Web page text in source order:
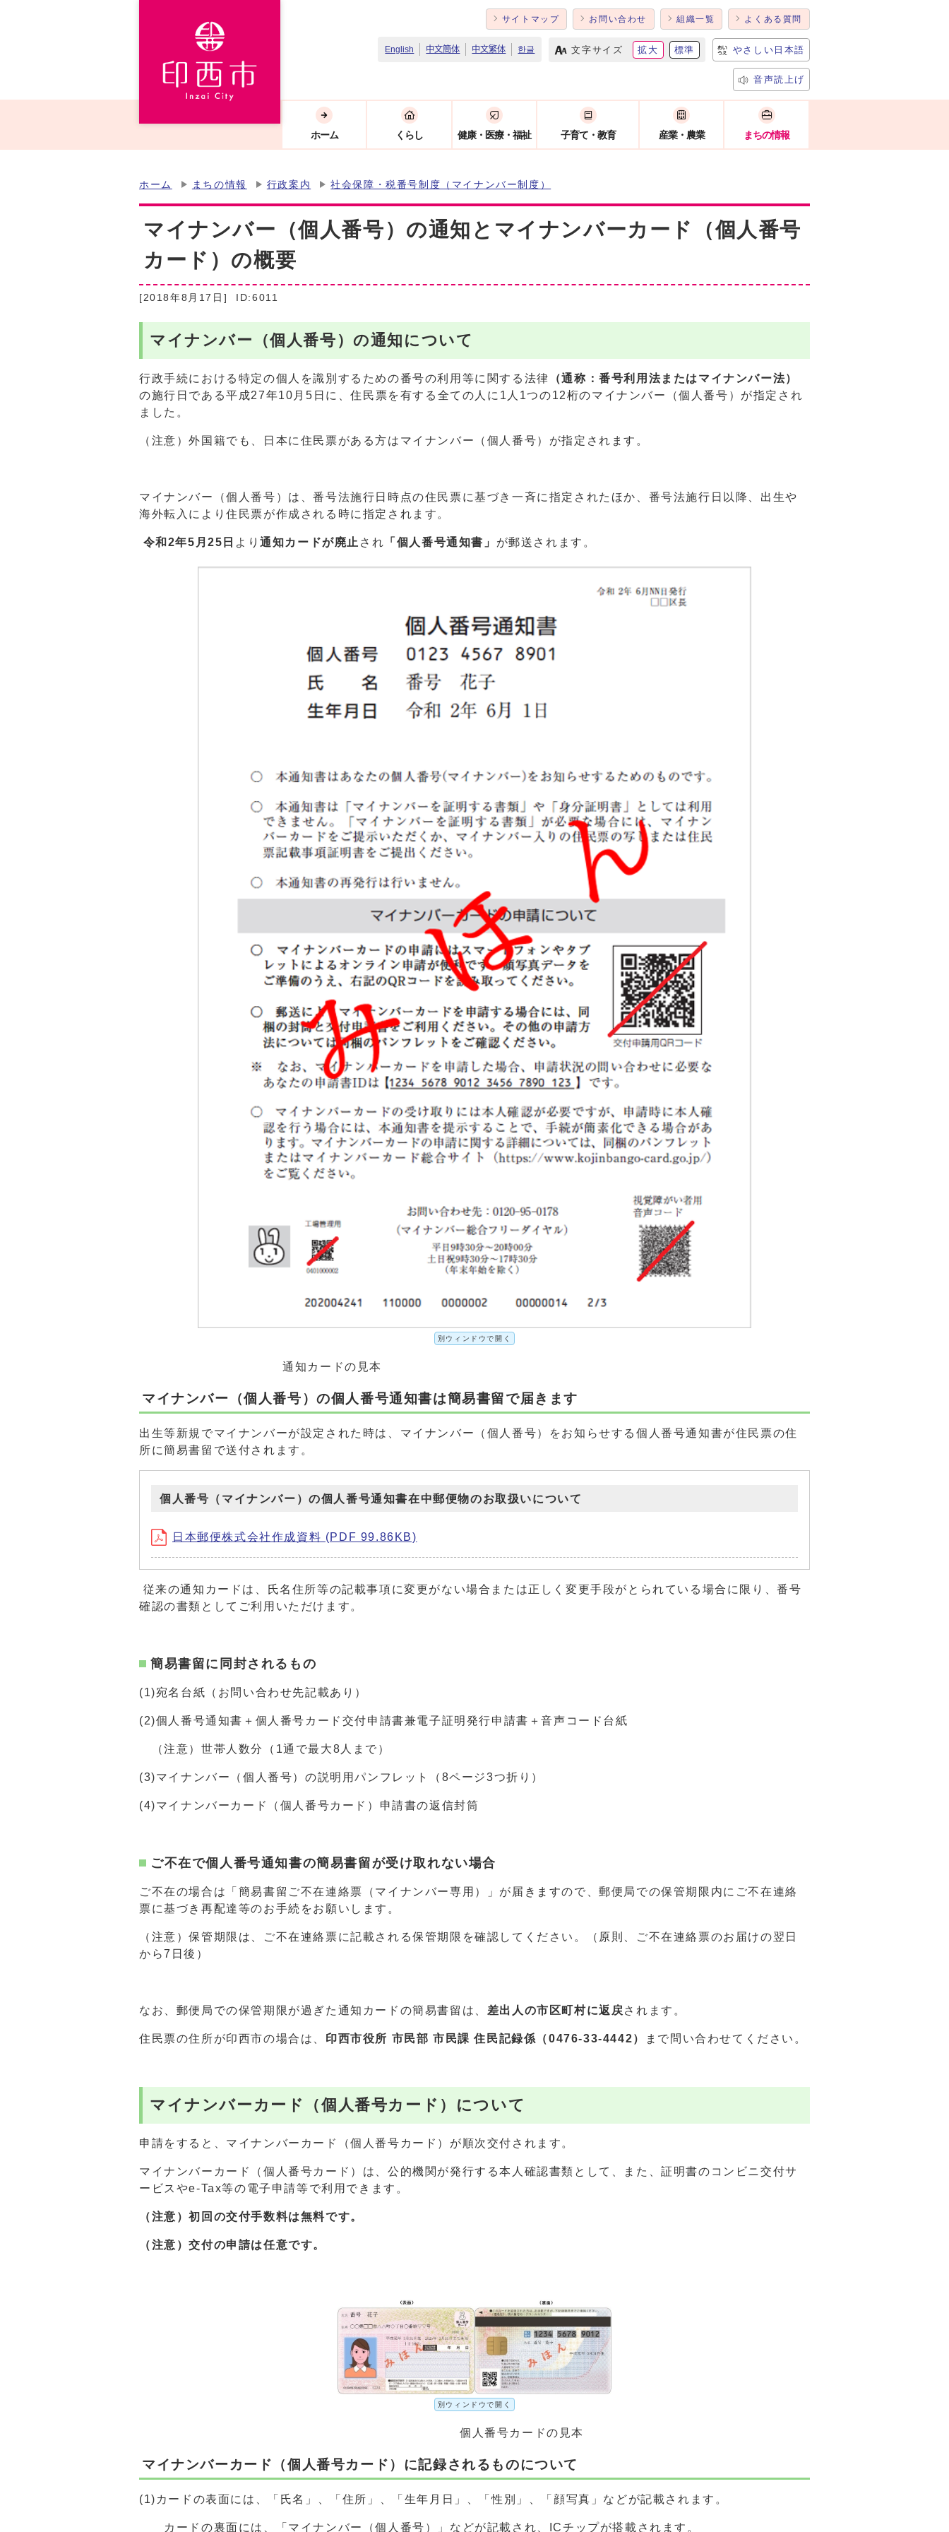
サイトマップ お問い合わせ 組織一覧 よくある質問
English 中文簡体 中文繁体 한글 文字サイズ 拡大 標準 やさしい日本語
音声読上げ
ホーム くらし 健康・医療・福祉 子育て・教育 産業・農業 まちの情報
ホーム まちの情報 行政案内 社会保障・税番号制度（マイナンバー制度）
マイナンバー（個人番号）の通知とマイナンバーカード（個人番号
カード）の概要
[2018年8月17日] ID:6011
マイナンバー（個人番号）の通知について
行政手続における特定の個人を識別するための番号の利用等に関する法律
（通称：番号利用法またはマイナンバー法）
の施行日である平成27年10月5日に、住民票を有する全ての人に1人1つの12桁のマイナンバー（個人番号）が指定され
ました。
（注意）外国籍でも、日本に住民票がある方はマイナンバー（個人番号）が指定されます。
マイナンバー（個人番号）は、番号法施行日時点の住民票に基づき一斉に指定されたほか、番号法施行日以降、出生や
海外転入により住民票が作成される時に指定されます。
令和2年5月25日 より通知カードが廃止 され 「個人番号通知書」 が郵送されます。
別ウィンドウで開く
通知カードの見本
マイナンバー（個人番号）の個人番号通知書は簡易書留で届きます
出生等新規でマイナンバーが設定された時は、マイナンバー（個人番号）をお知らせする個人番号通知書が住民票の住
所に簡易書留で送付されます。
個人番号（マイナンバー）の個人番号通知書在中郵便物のお取扱いについて
日本郵便株式会社作成資料 (PDF 99.86KB)
従来の通知カードは、氏名住所等の記載事項に変更がない場合または正しく変更手段がとられている場合に限り、番号
確認の書類としてご利用いただけます。
簡易書留に同封されるもの
(1)宛名台紙（お問い合わせ先記載あり）
(2)個人番号通知書＋個人番号カード交付申請書兼電子証明発行申請書＋音声コード台紙
（注意）世帯人数分（1通で最大8人まで）
(3)マイナンバー（個人番号）の説明用パンフレット（8ページ3つ折り）
(4)マイナンバーカード（個人番号カード）申請書の返信封筒
ご不在で個人番号通知書の簡易書留が受け取れない場合
ご不在の場合は「簡易書留ご不在連絡票（マイナンバー専用）」が届きますので、郵便局での保管期限内にご不在連絡
票に基づき再配達等のお手続をお願いします。
（注意）保管期限は、ご不在連絡票に記載される保管期限を確認してください。（原則、ご不在連絡票のお届けの翌日
から7日後）
なお、郵便局での保管期限が過ぎた通知カードの簡易書留は、 差出人の市区町村に返戻 されます。
住民票の住所が印西市の場合は、 印西市役所 市民部 市民課 住民記録係（0476-33-4442） まで問い合わせてください。
マイナンバーカード（個人番号カード）について
申請をすると、マイナンバーカード（個人番号カード）が順次交付されます。
マイナンバーカード（個人番号カード）は、公的機関が発行する本人確認書類として、また、証明書のコンビニ交付サ
ービスやe-Tax等の電子申請等で利用できます。
（注意）初回の交付手数料は無料です。
（注意）交付の申請は任意です。
別ウィンドウで開く
個人番号カードの見本
マイナンバーカード（個人番号カード）に記録されるものについて
(1)カードの表面には、「氏名」、「住所」、「生年月日」、「性別」、「顔写真」などが記載されます。
カードの裏面には、「マイナンバー（個人番号）」などが記載され、ICチップが搭載されます。